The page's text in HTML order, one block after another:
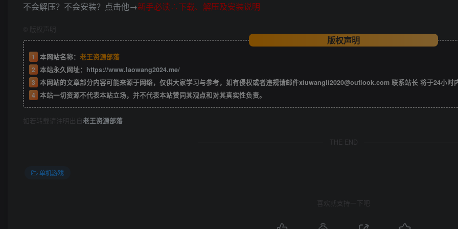
不会解压？不会安装？点击他→新手必读∴下载、解压及安装说明
版权声明
版权声明
1 本网站名称： 老王资源部落
2 本站永久网址： https://www.laowang2024.me/
3 本网站的文章部分内容可能来源于网络，仅供大家学习与参考，如有侵权或者违规请邮件xiuwangli2020@outlook.com 联系站长 将于24小时
4 本站一切资源不代表本站立场，并不代表本站赞同其观点和对其真实性负责。
如若转载请注明出自老王资源部落
THE END
单机游戏
喜欢就支持一下吧